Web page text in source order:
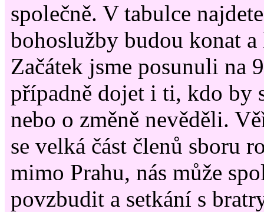
společně. V tabulce
bohoslužby budou konat
Začátek jsme posunuli na
případně dojet i ti, kdo by
nebo o změně nevěděli.
se velká část členů sboru
mimo Prahu, nás může
povzbudit a setkání s